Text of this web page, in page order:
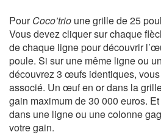
PourCoco’trio une grille de 25
Vous devez cliquer sur chaque
de chaque ligne pour découvrir
poule. Si sur une même ligne ou
découvrez 3 œufs identiques,
associé. Un œuf en or dans la
gain maximum de 30 000 euros.
dans une ligne ou une colonne
votre gain.